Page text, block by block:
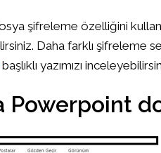
şifreleme özelliğini
Daha farklı şifreleme
başlıklı yazımızı
Powerpoint